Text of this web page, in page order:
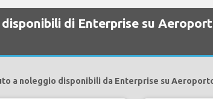
di Enterprise su
a noleggio disponibili da Enterprise su